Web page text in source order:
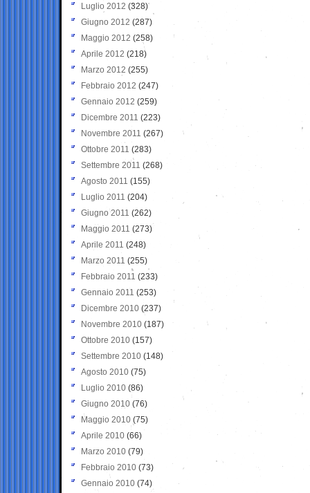
Luglio 2012 (328)
Giugno 2012 (287)
Maggio 2012 (258)
Aprile 2012 (218)
Marzo 2012 (255)
Febbraio 2012 (247)
Gennaio 2012 (259)
Dicembre 2011 (223)
Novembre 2011 (267)
Ottobre 2011 (283)
Settembre 2011 (268)
Agosto 2011 (155)
Luglio 2011 (204)
Giugno 2011 (262)
Maggio 2011 (273)
Aprile 2011 (248)
Marzo 2011 (255)
Febbraio 2011 (233)
Gennaio 2011 (253)
Dicembre 2010 (237)
Novembre 2010 (187)
Ottobre 2010 (157)
Settembre 2010 (148)
Agosto 2010 (75)
Luglio 2010 (86)
Giugno 2010 (76)
Maggio 2010 (75)
Aprile 2010 (66)
Marzo 2010 (79)
Febbraio 2010 (73)
Gennaio 2010 (74)